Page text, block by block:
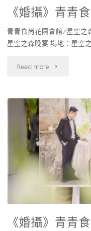
《婚攝》青青
青青食尚花園會館/星空之
星空之森晚宴 場地：星空之
Read more
《婚攝》青青